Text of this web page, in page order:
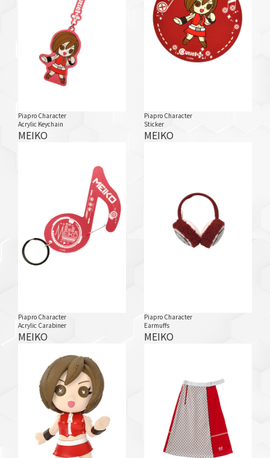
Piapro Character
Acrylic Keychain
MEIKO
Piapro Character
Sticker
MEIKO
Piapro Character
Acrylic Carabiner
MEIKO
Piapro Character
Earmuffs
MEIKO